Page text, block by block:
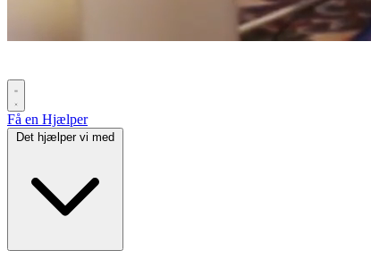
Få en Hjælper
Det hjælper vi med